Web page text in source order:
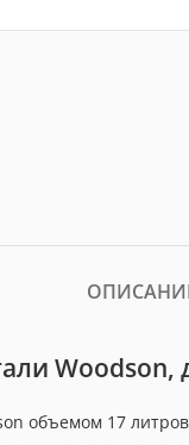
Woodson,
объемом 17